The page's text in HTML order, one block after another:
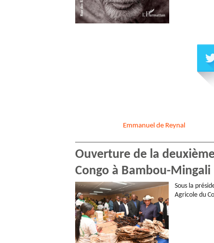
Emmanuel de Reynal
Ouverture de la
Congo à Bambou-Mingali
Sous la
Agricole du